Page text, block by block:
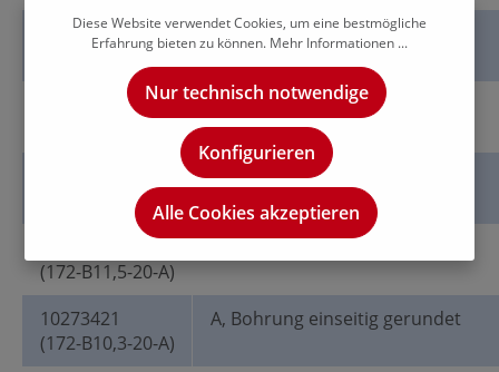
10188232
(172-B11-20-A)
A
A
(172-B11,8-20-A)
A
(172-B11,5-20-A)
10273421
(172-B10,3-20-A)
A, Bohrung einseitig gerundet
Diese Website verwendet Cookies, um eine bestmögliche
Erfahrung bieten zu können. Mehr Informationen ...
Nur technisch notwendige
Konfigurieren
Alle Cookies akzeptieren